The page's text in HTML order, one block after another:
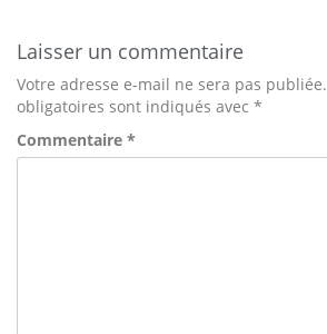
Laisser un commentaire
Votre adresse e-mail ne sera pas publiée.
obligatoires sont indiqués avec *
Commentaire *